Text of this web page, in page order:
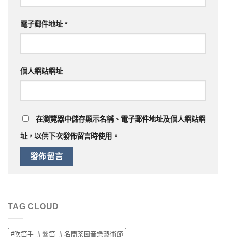
電子郵件地址*
個人網站網址
在瀏覽器中儲存顯示名稱、電子郵件地址及個人網站網
址，以供下次發佈留言時使用。
TAG CLOUD
#吹笛手 ＃響笛 ＃名間茶園音樂藝術節